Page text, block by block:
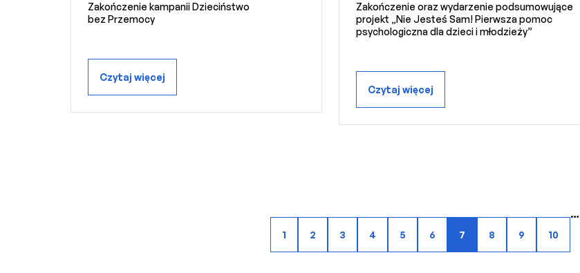
Zakończenie kampanii Dzieciństwo
bez Przemocy
Czytaj więcej
Zakończenie oraz wydarzenie podsumowujące
projekt „Nie Jesteś Sam! Pierwsza pomoc
psychologiczna dla dzieci i młodzieży”
Czytaj więcej
1 2 3 4 5 6 7 8 9 10
…